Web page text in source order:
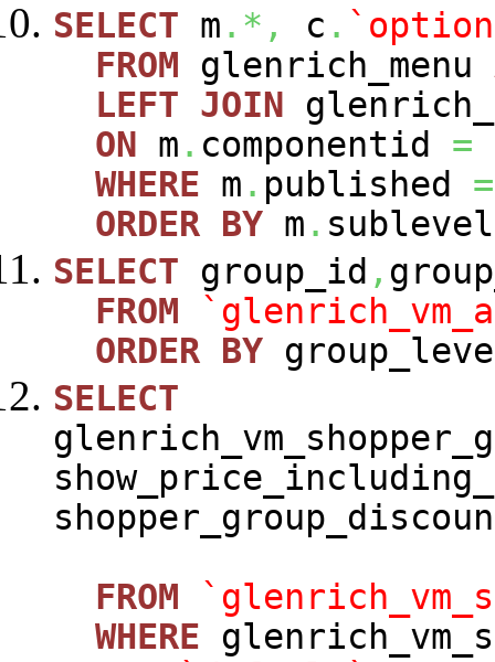
SELECT m .*, c .
FROM glenrich_menu
LEFT JOIN
ON m . componentid =
WHERE m . published =
ORDER BY m . sublevel
SELECT group_id ,
FROM
ORDER BY
SELECT
FROM
WHERE